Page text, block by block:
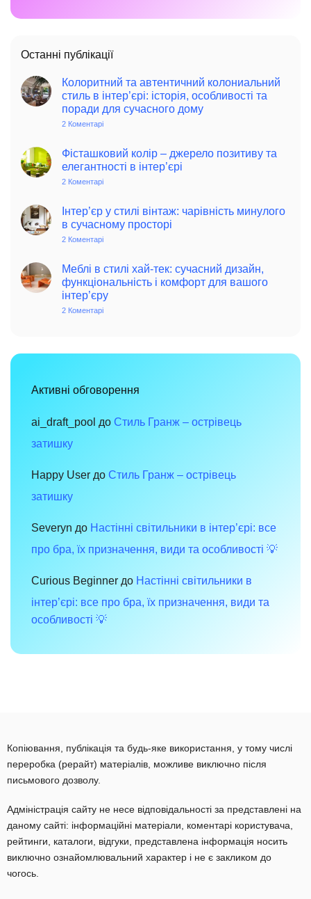
Останні публікації
Колоритний та автентичний колониальний
стиль в інтер’єрі: історія, особливості та
поради для сучасного дому
2 Коментарі
автентичний
колониальний
стиль
особливості
та
поради
Фісташковий колір – джерело позитиву та
елегантності в інтер’єрі
2 Коментарі
–
джерело
позитиву
інтер’єрі
Інтер’єр у стилі вінтаж: чарівність минулого
в сучасному просторі
2 Коментарі
стилі
вінтаж:
чарівність
минулого
в
Меблі в стилі хай-тек: сучасний дизайн,
функціональність і комфорт для вашого
інтер’єру
2 Коментарі
тек:
і
вашого
інтер’єру
Активні обговорення
ai_draft_pool до Стиль Гранж – острівець
затишку
Happy User до Стиль Гранж – острівець
затишку
Severyn до Настінні світильники в інтер’єрі: все
про бра, їх призначення, види та особливості 💡
Curious Beginner до Настінні світильники в
інтер’єрі: все про бра, їх призначення, види та
особливості 💡
Копіювання, публікація та будь-яке використання, у тому числі
переробка (рерайт) матеріалів, можливе виключно після
письмового дозволу.
Адміністрація сайту не несе відповідальності за представлені на
даному сайті: інформаційні матеріали, коментарі користувача,
рейтинги, каталоги, відгуки, представлена інформація носить
виключно ознайомлювальний характер і не є закликом до
чогось.